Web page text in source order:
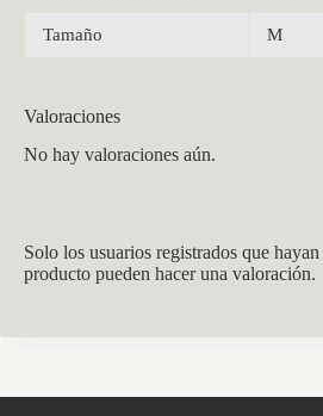
Tamaño M
Valoraciones
No hay valoraciones aún.
Solo los usuarios registrados que
producto pueden hacer una valoración.
Asistente virtual · En línea